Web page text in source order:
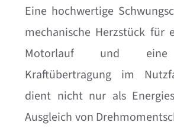
Eine hochwertige
mechanische Herzstück für
Motorlauf und eine
Kraftübertragung im
dient nicht nur als
Ausgleich von